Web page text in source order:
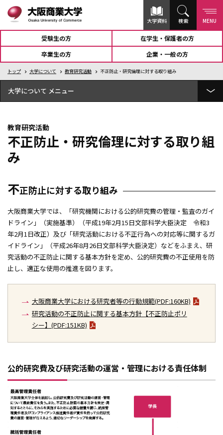
大学資料 検索 MENU
受験生の方
在学生・保護者の方
卒業生の方
企業・一般の方
トップ 大学について 教育研究活動 不正防止・研究倫理に対する取り組み
大学について
情報公表
教育研究活動
商経学会
利益相反ポリシー・マネジメント
FD活動
組織・規程
学校法人谷岡学園
教育研究活動
不正防止・研究倫理に対する取り組
み
不正防止に対する取り組み
大阪商業大学では、「研究機関における公的研究費の管理・監査のガイ
ドライン」（実施基準）（平成19年2月15日文部科学大臣決定 令和3
年2月1日改正）及び「研究活動における不正行為への対応等に関するガ
イドライン」（平成26年8月26日文部科学大臣決定）などをふまえ、研
究活動の不正防止に関する基本方針を定め、公的研究費の不正使用を防
止し、適正な使用の推進を図ります。
大阪商業大学における研究者等の行動規範(PDF:160KB)
研究活動の不正防止に関する基本方針【不正防止ポリ
シー】(PDF:151KB)
公的研究費及び研究活動の運営・管理における責任体制